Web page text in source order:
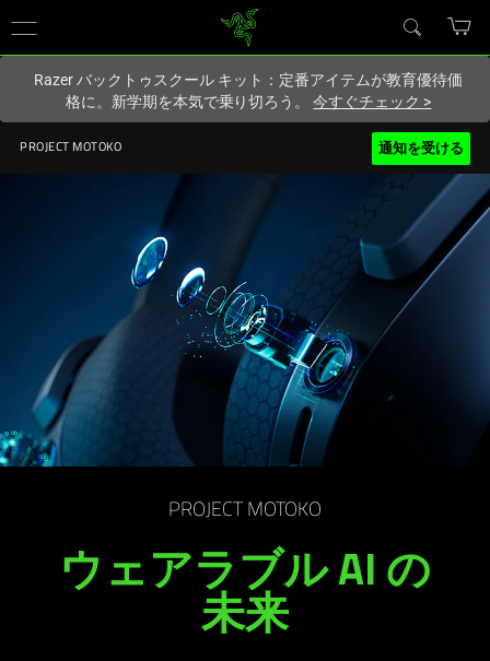
サイトにアクセスしています.
Razer バックトゥスクール キット：定番アイテムが教育優待価
格に。新学期を本気で乗り切ろう。今すぐチェック >
PROJECT MOTOKO 通知を受ける
PROJECT MOTOKO
ウェアラブル AI の
未来